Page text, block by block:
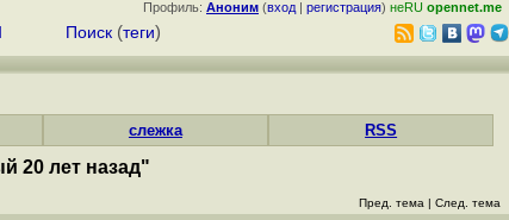
Профиль: Аноним (вход | регистрация) неRU opennet.me
Поиск (теги)
слежка RSS
20 лет назад"
Пред. тема | След. тема